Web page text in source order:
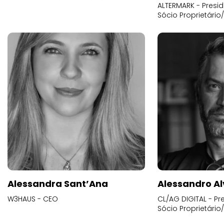
ALTERMARK -
Sócio
Alessandra Sant’Ana
W3HAUS - CEO
Alessandro
CL/AG DIGITAL -
Sócio